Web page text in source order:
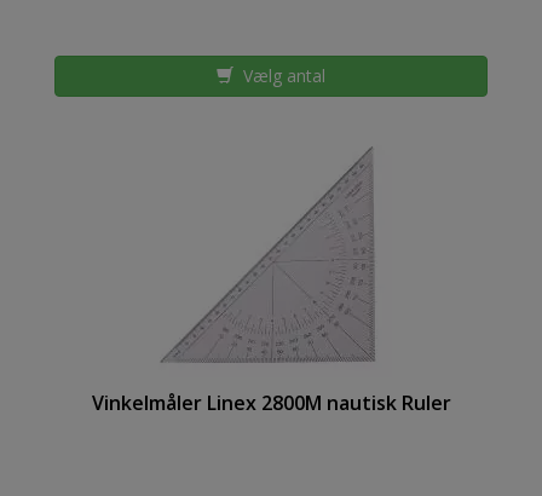
Vælg antal
Vinkelmåler Linex 2800M nautisk Ruler